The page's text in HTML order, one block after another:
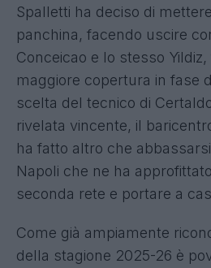
Spalletti ha deciso di
panchina, facendo uscire
Conceicao e lo stesso
maggiore copertura in fase
scelta del tecnico di
rivelata vincente, il
ha fatto altro che
Napoli che ne ha
seconda rete e portare a
Come già ampiamente
della stagione 2025-26 è